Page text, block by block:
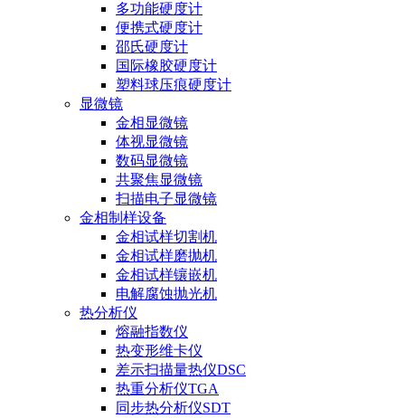
多功能硬度计
便携式硬度计
邵氏硬度计
国际橡胶硬度计
塑料球压痕硬度计
显微镜
金相显微镜
体视显微镜
数码显微镜
共聚焦显微镜
扫描电子显微镜
金相制样设备
金相试样切割机
金相试样磨抛机
金相试样镶嵌机
电解腐蚀抛光机
热分析仪
熔融指数仪
热变形维卡仪
差示扫描量热仪DSC
热重分析仪TGA
同步热分析仪SDT